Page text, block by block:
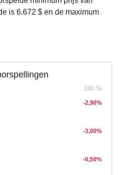
is 6.672 $ en de maximum
24h %
-2,90%
-3,00%
-0,50%